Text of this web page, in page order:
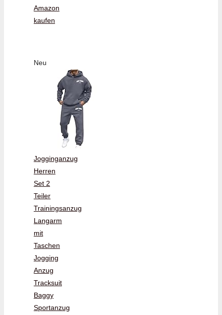
Amazon
kaufen
Neu
Jogginganzug
Herren
Set 2
Teiler
Trainingsanzug
Langarm
mit
Taschen
Jogging
Anzug
Tracksuit
Baggy
Sportanzug